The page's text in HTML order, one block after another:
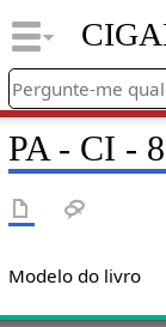
PA - CI -
Modelo do livro